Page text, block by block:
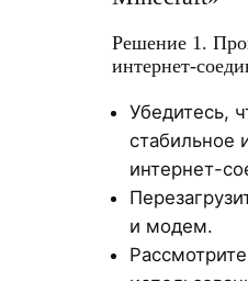
Решение 1.
интернет-
Убедитесь,
стабильное
интернет-
и модем.